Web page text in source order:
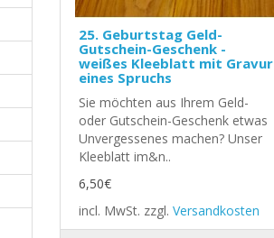
25. Geburtstag Geld-
Gutschein-Geschenk -
weißes Kleeblatt mit Gravur
eines Spruchs
Sie möchten aus Ihrem Geld-
oder Gutschein-Geschenk etwas
Unvergessenes machen? Unser
Kleeblatt im&n..
6,50€
incl. MwSt. zzgl. Versandkosten